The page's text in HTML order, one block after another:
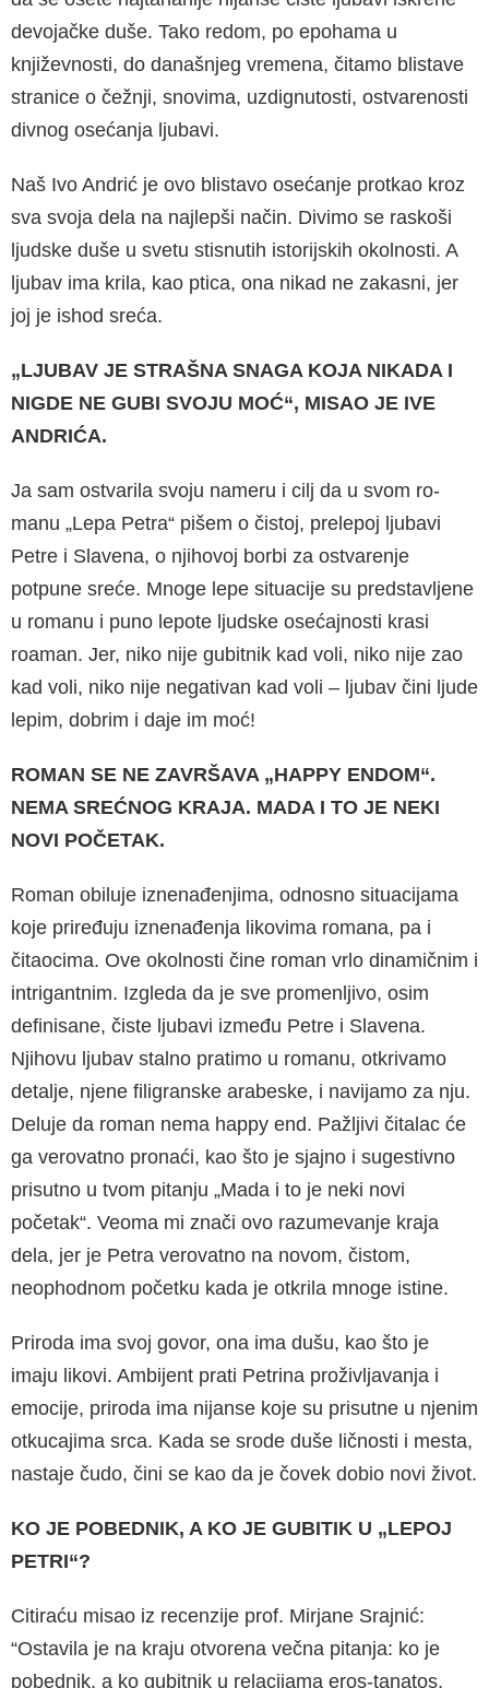
devojačke duše. Tako redom, po epohama u
književnosti, do današnjeg vremena, čitamo blistave
stranice o čežnji, snovima, uzdignutosti, ostvarenosti
divnog osećanja ljubavi.
Naš Ivo Andrić je ovo blistavo osećanje protkao kroz
sva svoja dela na najlepši način. Divimo se raskoši
ljudske duše u svetu stisnutih istorijskih okolnosti. A
ljubav ima krila, kao ptica, ona nikad ne zakasni, jer
joj je ishod sreća.
„LJUBAV JE STRAŠNA SNAGA KOJA NIKADA I
NIGDE NE GUBI SVOJU MOĆ“, MISAO JE IVE
ANDRIĆA.
Ja sam ostvarila svoju nameru i cilj da u svom ro­
manu „Lepa Petra“ pišem o čistoj, prelepoj ljuba­vi
Petre i Slavena, o njihovoj borbi za ostvarenje
potpune sreće. Mnoge lepe situacije su predstav­ljene
u romanu i puno lepote ljudske osećajnosti krasi
roaman. Jer, niko nije gubitnik kad voli, niko nije zao
kad voli, niko nije negativan kad voli – lju­bav čini ljude
lepim, dobrim i daje im moć!
ROMAN SE NE ZAVRŠAVA „HAPPY ENDOM“.
NEMA SREĆNOG KRAJA. MADA I TO JE NEKI
NOVI POČETAK.
Roman obiluje iznenađenjima, odnosno situaci­jama
koje priređuju iznenađenja likovima roma­na, pa i
čitaocima. Ove okolnosti čine roman vrlo dinamičnim i
intrigantnim. Izgleda da je sve pro­menljivo, osim
definisane, čiste ljubavi između Petre i Slavena.
Njihovu ljubav stalno pratimo u romanu, otkrivamo
detalje, njene filigranske arabeske, i navijamo za nju.
Deluje da roman nema happy end. Pažljivi čitalac će
ga verovatno pronaći, kao što je sjajno i sugestivno
prisutno u tvom pitanju „Mada i to je neki novi
početak“. Veoma mi znači ovo razumevanje kraja
dela, jer je Petra verovatno na novom, čistom,
neophod­nom početku kada je otkrila mnoge istine.
Priroda ima svoj govor, ona ima dušu, kao što je
imaju likovi. Ambijent prati Petrina proživljavan­ja i
emocije, priroda ima nijanse koje su prisutne u njenim
otkucajima srca. Kada se srode duše ličnosti i mesta,
nastaje čudo, čini se kao da je čovek dobio novi život.
KO JE POBEDNIK, A KO JE GUBITIK U „LEPOJ
PETRI“?
Citiraću misao iz recenzije prof. Mirjane Srajnić:
“Ostavila je na kraju otvorena večna pitanja: ko je
pobednik, a ko gubitnik u relacijama eros-ta­natos,